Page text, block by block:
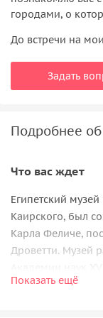
городами, о
До встречи на
Задать
Подробнее об
Что вас ждет
Египетский
Каирского, был
Карла Феличе,
Дроветти. Музей
любопытных и
Показать ещё